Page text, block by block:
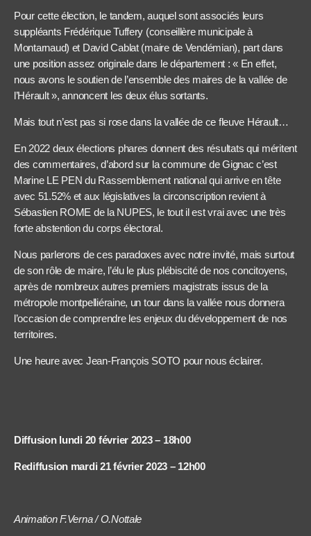
Pour cette élection, le tandem, auquel sont associés leurs
suppléants Frédérique Tuffery (conseillère municipale à
Montarnaud) et David Cablat (maire de Vendémian), part dans
une position assez originale dans le département : « En effet,
nous avons le soutien de l’ensemble des maires de la vallée de
l’Hérault », annoncent les deux élus sortants.
Mais tout n’est pas si rose dans la vallée de ce fleuve Hérault…
En 2022 deux élections phares donnent des résultats qui méritent
des commentaires, d’abord sur la commune de Gignac c’est
Marine LE PEN du Rassemblement national qui arrive en tête
avec 51.52% et aux législatives la circonscription revient à
Sébastien ROME de la NUPES, le tout il est vrai avec une très
forte abstention du corps électoral.
Nous parlerons de ces paradoxes avec notre invité, mais surtout
de son rôle de maire, l’élu le plus plébiscité de nos concitoyens,
après de nombreux autres premiers magistrats issus de la
métropole montpelliéraine, un tour dans la vallée nous donnera
l’occasion de comprendre les enjeux du développement de nos
territoires.
Une heure avec Jean-François SOTO pour nous éclairer.
Diffusion lundi 20 février 2023 – 18h00
Rediffusion mardi 21 février 2023 – 12h00
Animation F.Verna / O.Nottale